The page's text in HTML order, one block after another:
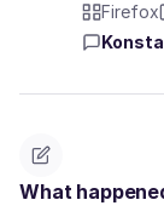
Firefox
What